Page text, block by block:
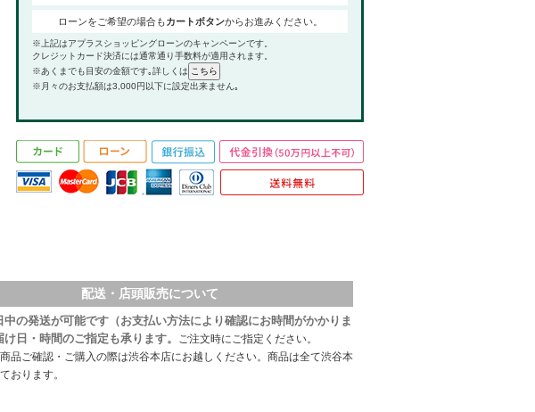
ローンをご希望の場合もカートボタンからお進みください。
※上記はアプラスショッピングローンのキャンペーンです。
クレジットカード決済には通常通り手数料が適用されます。
※あくまでも目安の金額です｡詳しくは
※月々のお支払額は3,000円以下に設定出来ません｡
配送・店頭販売について
中の発送が可能です（お支払い方法により確認にお時間がかかりま
日・時間のご指定も承ります。
ご注文時にご指定ください。
品ご確認・ご購入の際は渋谷本店にお越しください。商品は全て渋谷本
おります。